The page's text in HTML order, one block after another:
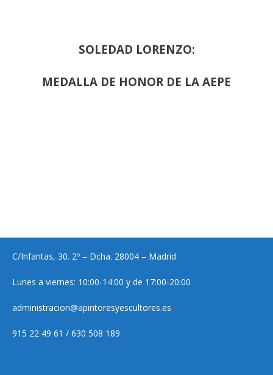
SOLEDAD LORENZO:
MEDALLA DE HONOR DE LA AEPE
C/Infantas, 30. 2º – Dcha. 28004 – Madrid
Lunes a viernes: 10:00-14:00 y de 17:00-20:00
administracion@apintoresyescultores.es
915 22 49 61 / 630 508 189